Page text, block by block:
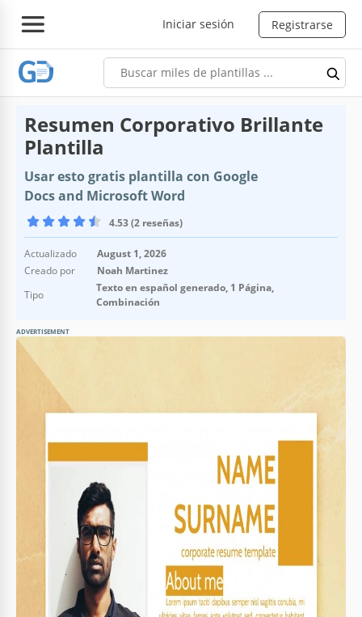
Iniciar sesión Registrarse
Resumen Corporativo Brillante
Plantilla
Usar esto gratis plantilla con Google
Docs and Microsoft Word
4.53 (2 reseñas)
Actualizado
August 1, 2026
Creado por
Noah Martinez
Tipo
Texto en español generado, 1 Página,
Combinación
ADVERTISEMENT